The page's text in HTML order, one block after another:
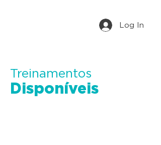
Log In
Treinamentos
Disponíveis